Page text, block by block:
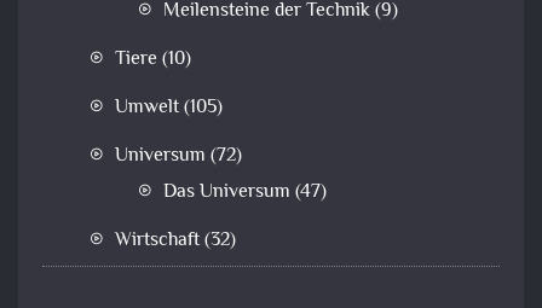
Meilensteine der Technik(9)
Tiere (10)
Umwelt(105)
Universum (72)
Das Universum (47)
Wirtschaft(32)